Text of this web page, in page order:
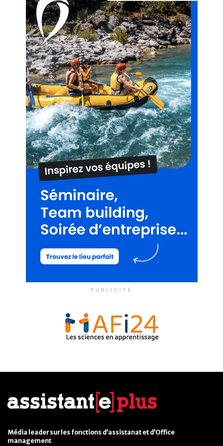
PUBLICITÉ
Média leader sur les fonctions d’assistanat et d’Office
management